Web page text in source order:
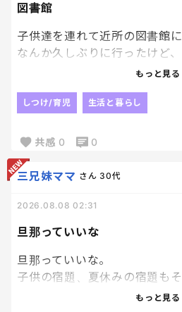
切だー
図書館
子供達を連れて近所の図書館に
なんか久しぶりに行ったけど
私が小さい頃、我が子の様に
子に絵本の読み聞かせをする
本ってさ、すごい大人も感動
たけど末っ子には本好きな子
もっと見る
しつけ/育児 生活と暮らし
共感 0 0
旦那っていいな
三兄妹ママ さん 30代
2026.08.08 02:31
旦那っていいな。
子供の宿題、夏休みの宿題も
これを見守らないでいいなん
もっと見る